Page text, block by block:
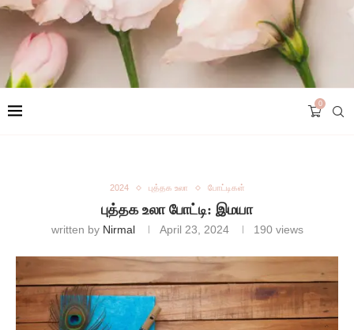
0
2024 புத்தக உலா போட்டிகள்
புத்தக உலா போட்டி: இமயா
written by Nirmal April 23, 2024 190views